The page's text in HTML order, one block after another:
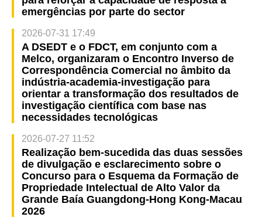
emergências por parte do sector
2026-07-31 17:49
A DSEDT e o FDCT, em conjunto com a
Melco, organizaram o Encontro Inverso de
Correspondência Comercial no âmbito da
indústria-academia-investigação para
orientar a transformação dos resultados de
investigação científica com base nas
necessidades tecnológicas
2026-07-27 11:52
Realização bem-sucedida das duas sessões
de divulgação e esclarecimento sobre o
Concurso para o Esquema da Formação de
Propriedade Intelectual de Alto Valor da
Grande Baía Guangdong-Hong Kong-Macau
2026